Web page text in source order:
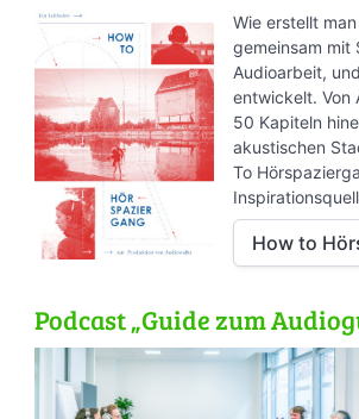
Wie erstellt
gemeinsam mit
Audioarbeit,
entwickelt. Von
50 Kapiteln
akustischen
To
How to
Podcast „Guide zum